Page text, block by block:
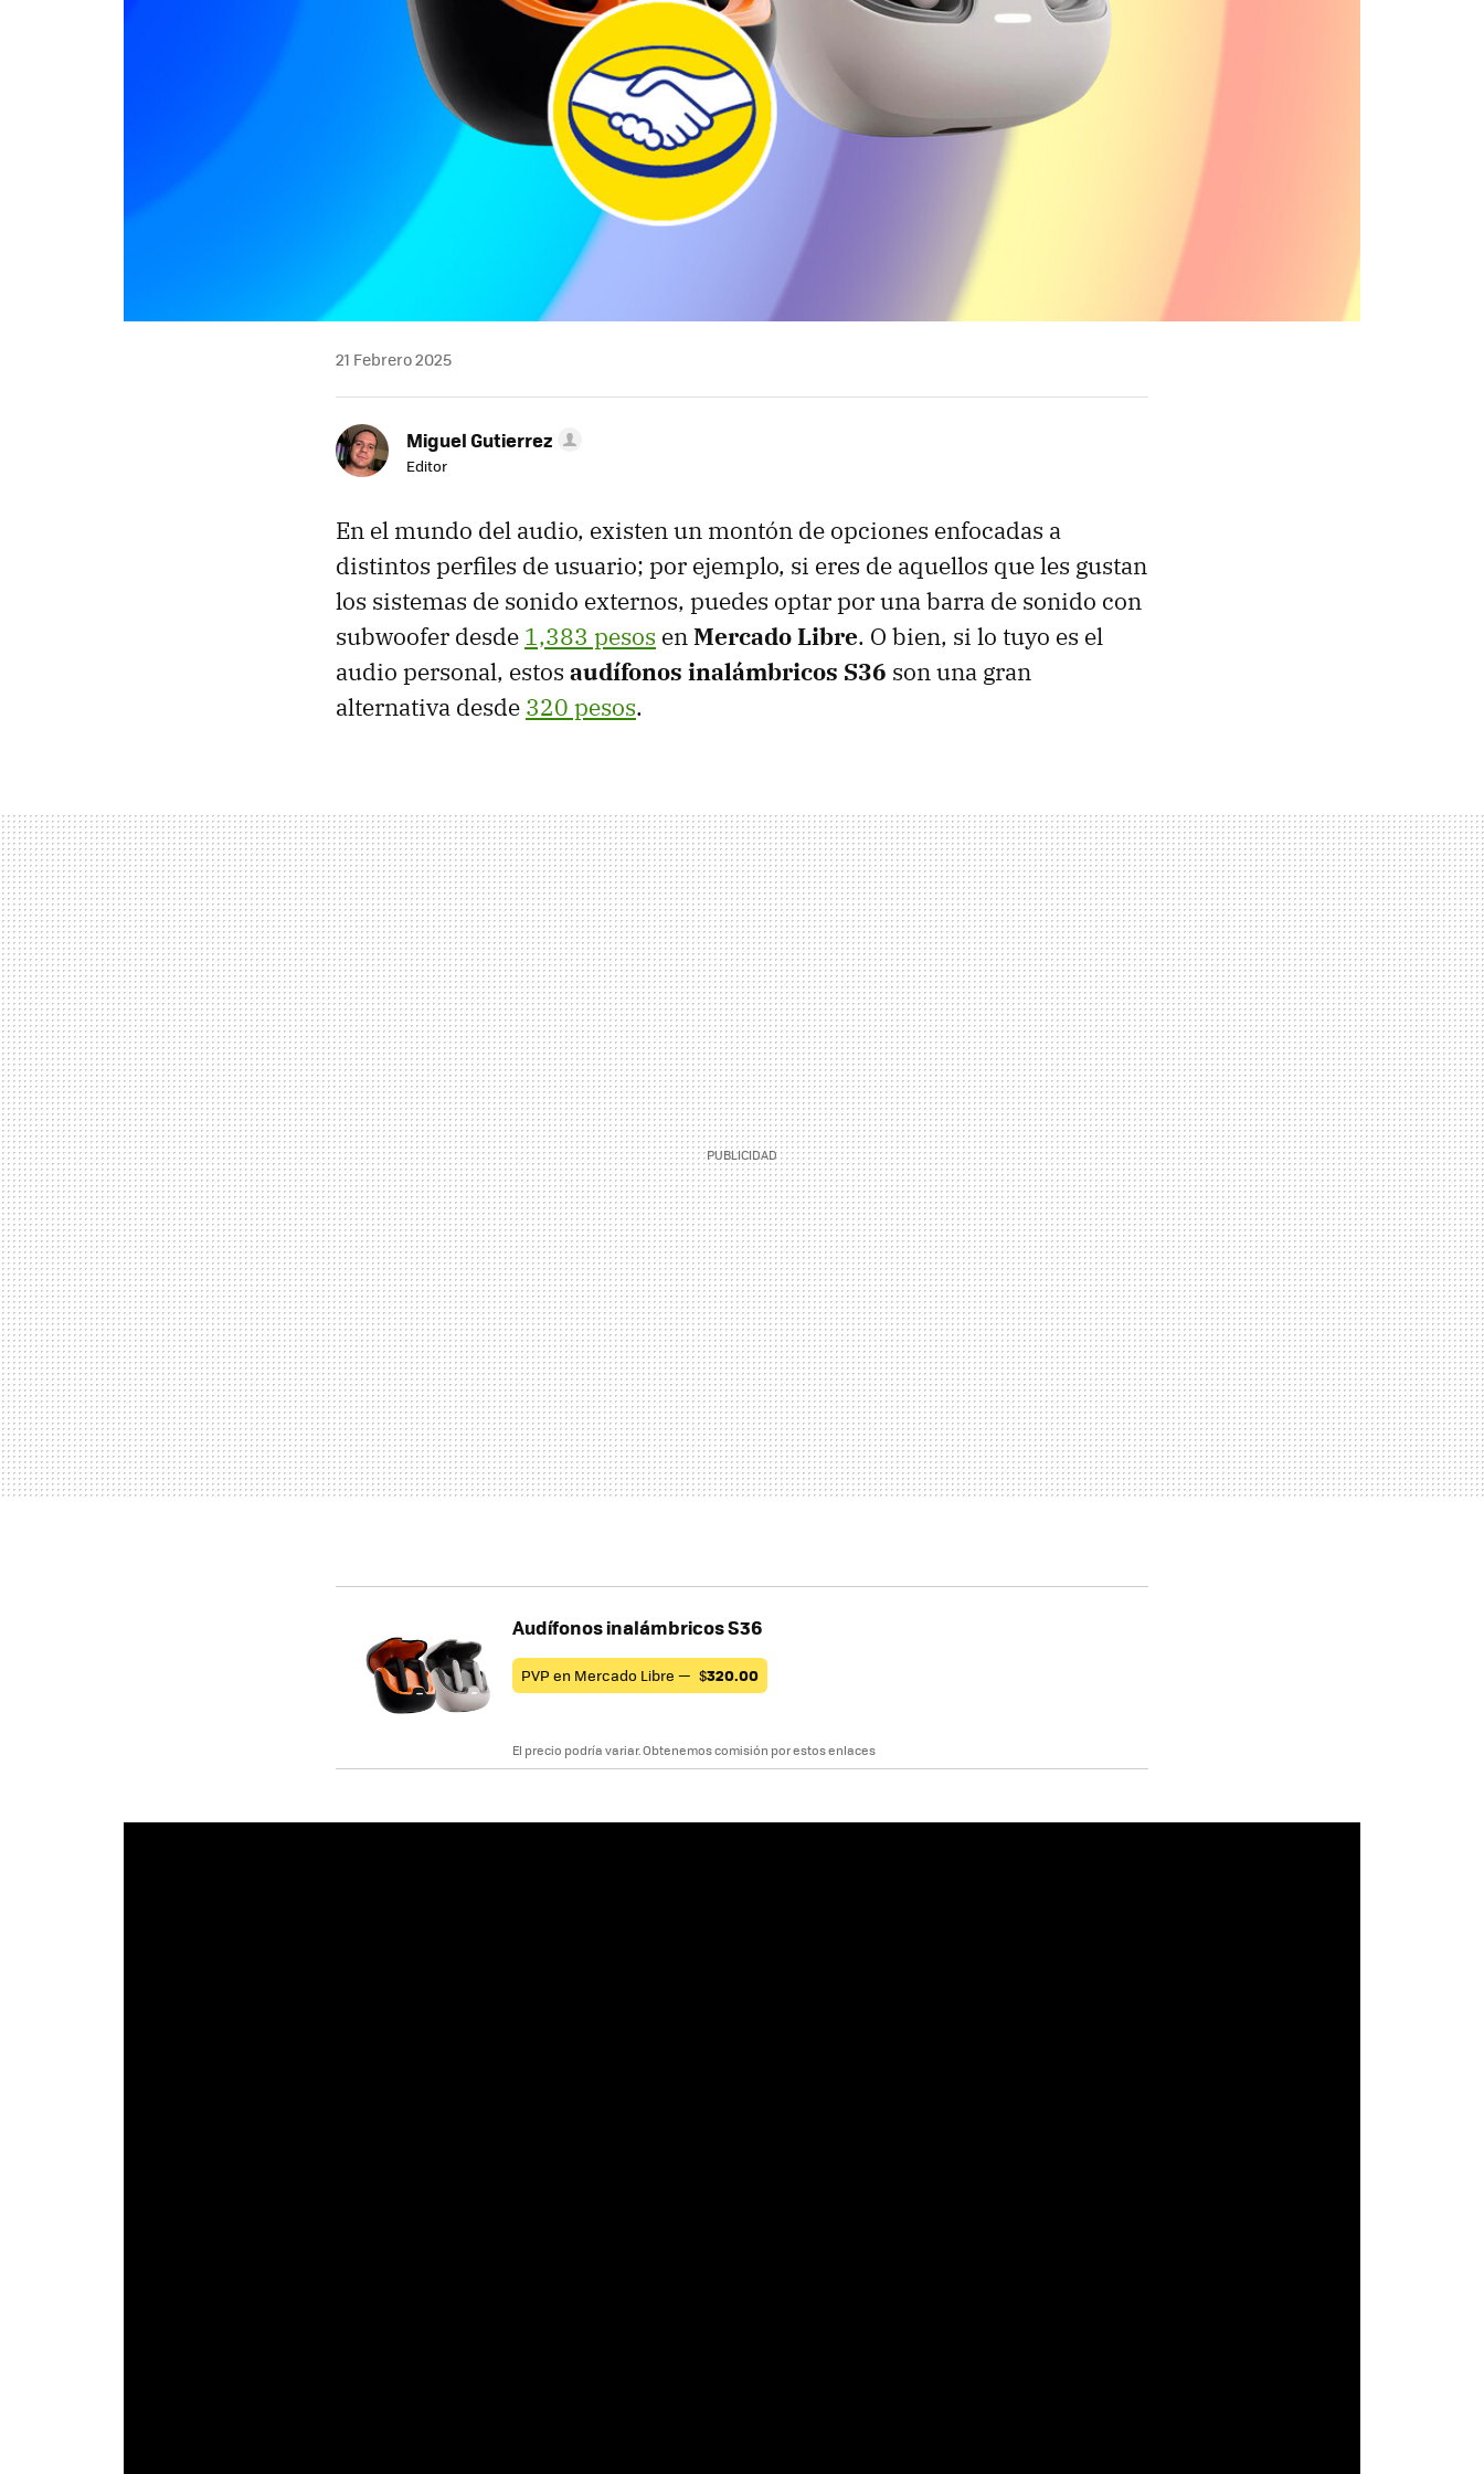
21 Febrero 2025
Miguel Gutierrez
Editor
En el mundo del audio, existen un montón de opciones enfocadas a
distintos perfiles de usuario; por ejemplo, si eres de aquellos que les gustan
los sistemas de sonido externos, puedes optar por una barra de sonido con
subwoofer desde 1,383 pesos enMercado Libre. O bien, si lo tuyo es el
audio personal, estos audífonos inalámbricos S36 son una gran
alternativa desde 320 pesos.
Audífonos inalámbricos S36
PVP en Mercado Libre — $320.00
El precio podría variar. Obtenemos comisión por estos enlaces